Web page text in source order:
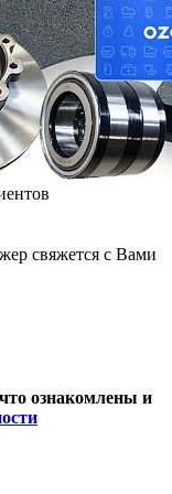
свяжется с Вами
ознакомлены и